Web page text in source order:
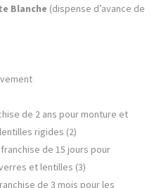
Blanche (dispense d’avance de
de 2 ans pour monture et
rigides (2)
de 15 jours pour
et lentilles (3)
de 3 mois pour les